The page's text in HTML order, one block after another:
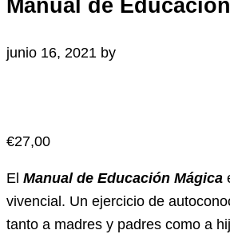
Manual de
junio 16, 2021 by
€27,00
El Manual de Educación Mágica
vivencial. Un ejercicio de
tanto a madres y padres como a